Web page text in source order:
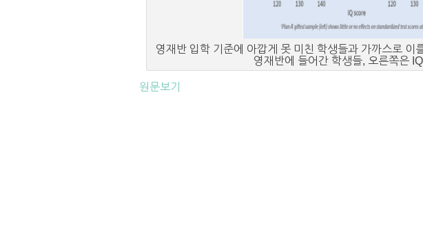
영재반 입학 기준에 아깝게 못 미친 학생들과 가까스로
영재반에 들어간 학생들, 오른쪽은
원문보기